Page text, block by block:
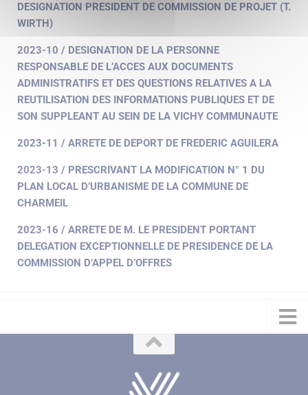
DESIGNATION PRESIDENT DE COMMISSION DE PROJET (T.
WIRTH)
2023-10 / DESIGNATION DE LA PERSONNE
RESPONSABLE DE L’ACCES AUX DOCUMENTS
ADMINISTRATIFS ET DES QUESTIONS RELATIVES A LA
REUTILISATION DES INFORMATIONS PUBLIQUES ET DE
SON SUPPLEANT AU SEIN DE LA VICHY COMMUNAUTE
2023-11 / ARRETE DE DEPORT DE FREDERIC AGUILERA
2023-13 / PRESCRIVANT LA MODIFICATION N° 1 DU
PLAN LOCAL D’URBANISME DE LA COMMUNE DE
CHARMEIL
2023-16 / ARRETE DE M. LE PRESIDENT PORTANT
DELEGATION EXCEPTIONNELLE DE PRESIDENCE DE LA
COMMISSION D’APPEL D’OFFRES